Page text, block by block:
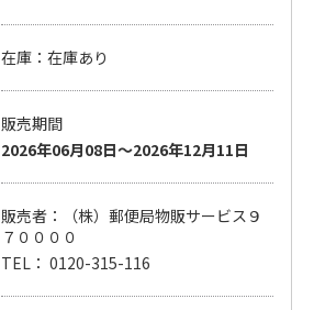
在庫：在庫あり
販売期間
2026年06月08日～2026年12月11日
販売者：（株）郵便局物販サービス９
７００００
TEL： 0120-315-116